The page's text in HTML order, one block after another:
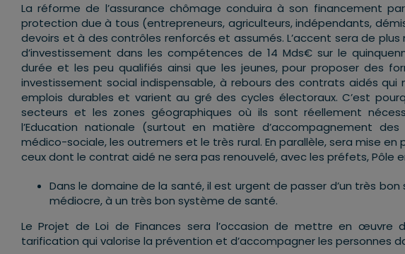
La réforme de l’assurance chômage conduira à son financement
protection due à tous (entrepreneurs, agriculteurs, indépendants,
devoirs et à des contrôles renforcés et assumés. L’accent sera de
d’investissement dans les compétences de 14 Mds€ sur le
durée et les peu qualifiés ainsi que les jeunes, pour proposer des
investissement social indispensable, à rebours des contrats aidés
emplois durables et varient au gré des cycles électoraux. C’est
secteurs et les zones géographiques où ils sont réellement
l’Education nationale (surtout en matière d’accompagnement
médico-sociale, les outremers et le très rural. En parallèle, sera mise
ceux dont le contrat aidé ne sera pas renouvelé, avec les préfets, Pôle
Dans le domaine de la santé, il est urgent de passer d’un très
médiocre, à un très bon système de santé.
Le Projet de Loi de Finances sera l’occasion de mettre en œuvre
tarification qui valorise la prévention et d’accompagner les personnes